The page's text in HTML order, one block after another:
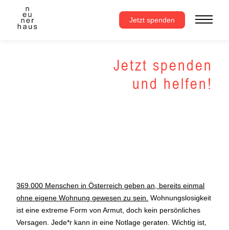
springen
Jetzt spenden
Jetzt spenden
und helfen!
369.000 Menschen in Österreich geben an, bereits einmal
ohne eigene Wohnung gewesen zu sein. Wohnungslosigkeit
ist eine extreme Form von Armut, doch kein persönliches
Versagen. Jede*r kann in eine Notlage geraten. Wichtig ist,